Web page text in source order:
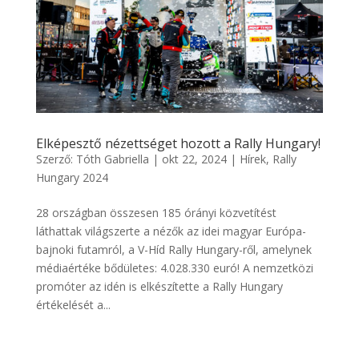
Elképesztő nézettséget hozott a Rally Hungary!
Szerző: Tóth Gabriella | okt 22, 2024| Hírek, Rally
Hungary 2024
28 országban összesen 185 órányi közvetítést
láthattak világszerte a nézők az idei magyar Európa-
bajnoki futamról, a V-Híd Rally Hungary-ről, amelynek
médiaértéke bődületes: 4.028.330 euró! A nemzetközi
promóter az idén is elkészítette a Rally Hungary
értékelését a...